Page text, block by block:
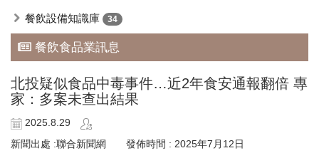
餐飲設備知識庫 34
餐飲食品業訊息
北投疑似食品中毒事件…近2年食安通報翻倍 專
家：多案未查出結果
2025.8.29
新聞出處 :聯合新聞網 發佈時間 : 2025年7月12日